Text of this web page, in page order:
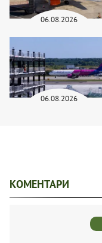
06.08.2026
06.08.2026
КОМЕНТАРИ